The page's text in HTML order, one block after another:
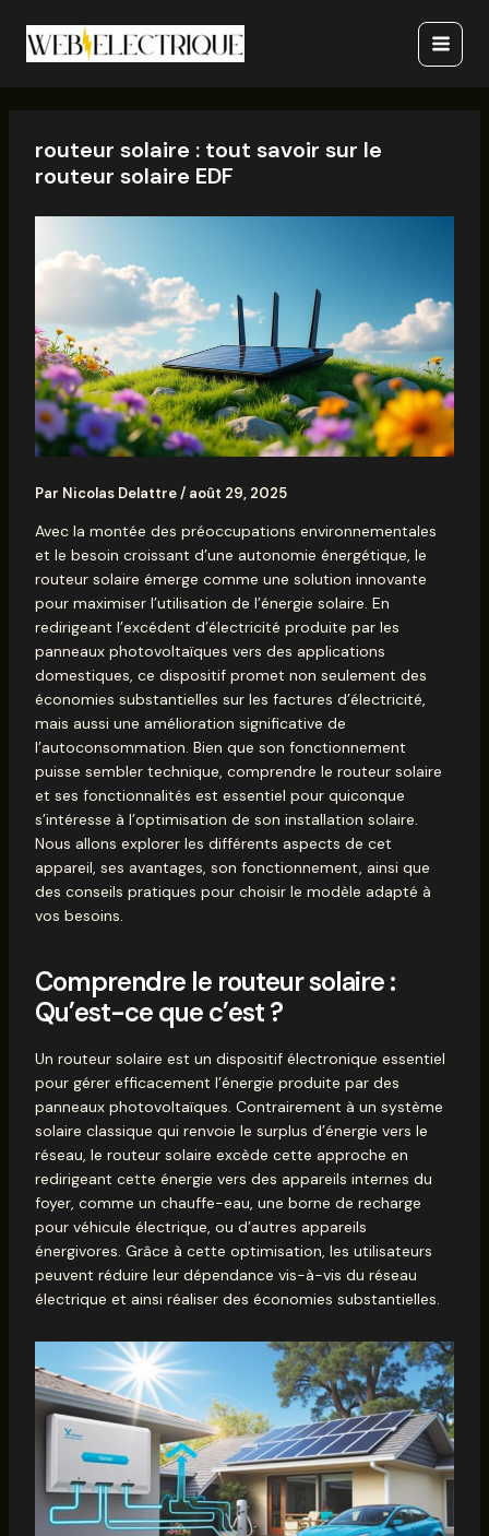
contenu
Main
Menu
routeur solaire : tout savoir sur le
routeur solaire EDF
Par Nicolas Delattre/ août 29, 2025
Avec la montée des préoccupations environnementales
et le besoin croissant d’une autonomie énergétique, le
routeur solaire émerge comme une solution innovante
pour maximiser l’utilisation de l’énergie solaire. En
redirigeant l’excédent d’électricité produite par les
panneaux photovoltaïques vers des applications
domestiques, ce dispositif promet non seulement des
économies substantielles sur les factures d’électricité,
mais aussi une amélioration significative de
l’autoconsommation. Bien que son fonctionnement
puisse sembler technique, comprendre le routeur solaire
et ses fonctionnalités est essentiel pour quiconque
s’intéresse à l’optimisation de son installation solaire.
Nous allons explorer les différents aspects de cet
appareil, ses avantages, son fonctionnement, ainsi que
des conseils pratiques pour choisir le modèle adapté à
vos besoins.
Comprendre le routeur solaire :
Qu’est-ce que c’est ?
Un routeur solaire est un dispositif électronique essentiel
pour gérer efficacement l’énergie produite par des
panneaux photovoltaïques. Contrairement à un système
solaire classique qui renvoie le surplus d’énergie vers le
réseau, le routeur solaire excède cette approche en
redirigeant cette énergie vers des appareils internes du
foyer, comme un chauffe-eau, une borne de recharge
pour véhicule électrique, ou d’autres appareils
énergivores. Grâce à cette optimisation, les utilisateurs
peuvent réduire leur dépendance vis-à-vis du réseau
électrique et ainsi réaliser des économies substantielles.